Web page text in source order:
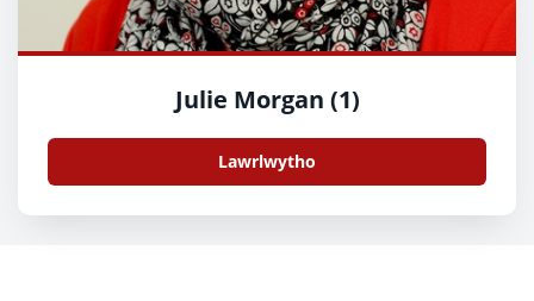
Julie Morgan (1)
Lawrlwytho